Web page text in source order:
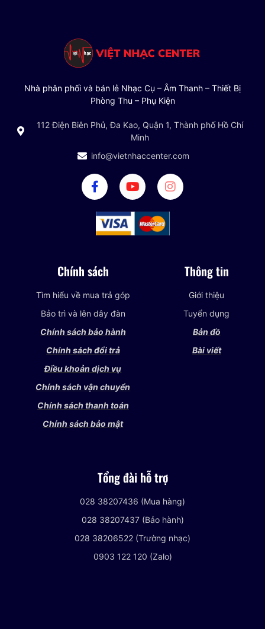
Nhà phân phối và bán lẻ Nhạc Cụ – Âm Thanh – Thiết Bị
Phòng Thu – Phụ Kiện
112 Điện Biên Phủ, Đa Kao, Quận 1, Thành phố Hồ Chí
Minh
info@vietnhaccenter.com
Chính sách
Tìm hiểu về mua trả góp
Bảo trì và lên dây đàn
Chính sách bảo hành
Chính sách đổi trả
Điều khoản dịch vụ
Chính sách vận chuyển
Chính sách thanh toán
Chính sách bảo mật
Thông tin
Giới thiệu
Tuyển dụng
Bản đồ
Bài viết
Tổng đài hỗ trợ
028 38207436 (Mua hàng)
028 38207437 (Bảo hành)
028 38206522 (Trường nhạc)
0903 122 120 (Zalo)